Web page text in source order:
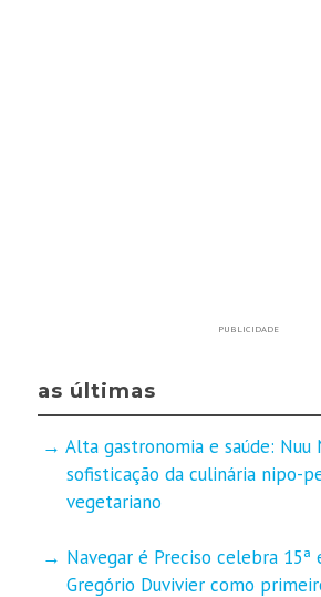
PUBLICIDADE
as últimas
Alta gastronomia e saúde: Nuu
sofisticação da culinária nipo-
vegetariano
Navegar é Preciso celebra 15ª
Gregório Duvivier como